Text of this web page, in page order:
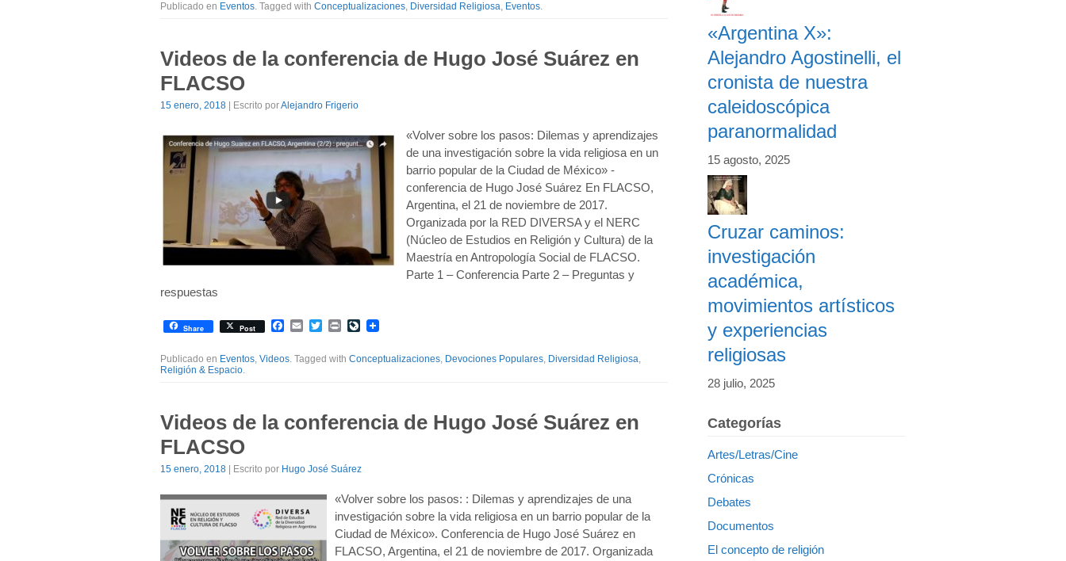
Publicado en Eventos. Tagged with Conceptualizaciones, Diversidad Religiosa, Eventos.
Videos de la conferencia de Hugo José Suárez en
FLACSO
15 enero, 2018 | Escrito porAlejandro Frigerio
«Volver sobre los pasos: Dilemas y aprendizajes
de una investigación sobre la vida religiosa en un
barrio popular de la Ciudad de México» -
conferencia de Hugo José Suárez En FLACSO,
Argentina, el 21 de noviembre de 2017.
Organizada por la RED DIVERSA y el NERC
(Núcleo de Estudios en Religión y Cultura) de la
Maestría en Antropología Social de FLACSO.
Parte 1 – Conferencia Parte 2 – Preguntas y
respuestas
Share Post Facebook
EmailTwitterPrintLiveJournal
Publicado en Eventos, Videos. Tagged with Conceptualizaciones, Devociones Populares, Diversidad Religiosa,
Religión & Espacio.
Videos de la conferencia de Hugo José Suárez en
FLACSO
15 enero, 2018 | Escrito por Hugo José Suárez
«Volver sobre los pasos: : Dilemas y aprendizajes de una
investigación sobre la vida religiosa en un barrio popular de la
Ciudad de México». Conferencia de Hugo José Suárez en
FLACSO, Argentina, el 21 de noviembre de 2017. Organizada
«Argentina X»:
Alejandro Agostinelli, el
cronista de nuestra
caleidoscópica
paranormalidad
15 agosto, 2025
Cruzar caminos:
investigación
académica,
movimientos artísticos
y experiencias
religiosas
28 julio, 2025
Categorías
Artes/Letras/Cine
Crónicas
Debates
Documentos
El concepto de religión